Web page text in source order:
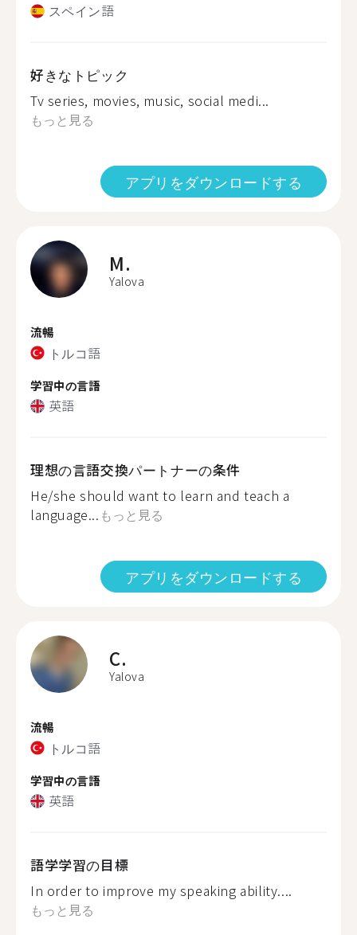
スペイン語
好きなトピック
Tv series, movies, music, social medi...
もっと見る
アプリをダウンロードする
M.
Yalova
流暢
トルコ語
学習中の言語
英語
理想の言語交換パートナーの条件
He/she should want to learn and teach a
language... もっと見る
アプリをダウンロードする
C.
Yalova
流暢
トルコ語
学習中の言語
英語
語学学習の目標
In order to improve my speaking ability....
もっと見る